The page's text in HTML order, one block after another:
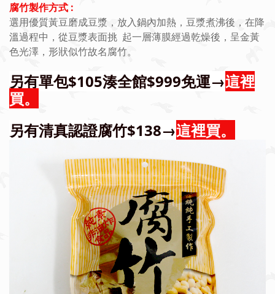
腐竹製作方式 :
選用優質黃豆磨成豆漿，放入鍋內加熱，豆漿煮沸後，在降
溫過程中，從豆漿表面挑 起一層薄膜經過乾燥後，呈金黃
色光澤，形狀似竹故名腐竹。
另有單包$105湊全館$999免運→這裡
買。
另有清真認證腐竹$138→這裡買。